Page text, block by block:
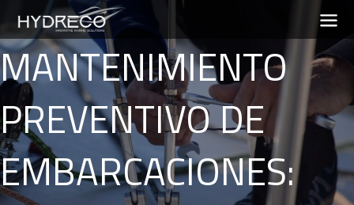
MANTENIMIENTO
PREVENTIVO DE
EMBARCACIONES: